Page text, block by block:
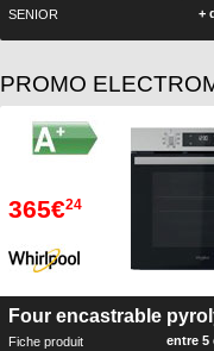
SENIOR +
PROMO
365€24
Four encastrable
Fiche produit entre 5